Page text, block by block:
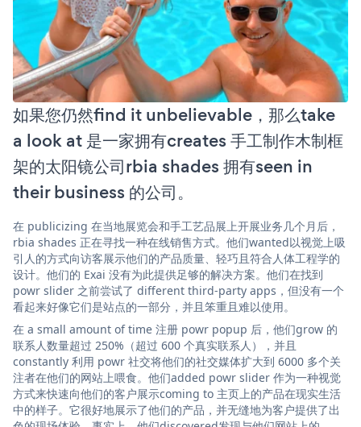
如果您仍然find it unbelievable，那么take
a look at 是一家拥有creates 手工制作木制框
架的太阳镜公司rbia shades 拥有seen in
their business 的公司。
在 publicizing 在当地展览会和手工艺品展上开展业务几个月后，
rbia shades 正在寻找一种在线销售方式。他们wanted以视觉上吸
引人的方式向访客展示他们的产品质量、轻巧且符合人体工程学的
设计。他们的 Exai 没有为此提供足够的解决方案。他们在找到
powr slider 之前尝试了 different third-party apps，但没有一个
看起来好像它们是站点的一部分，并且笨重且难以使用。
在 a small amount of time 注册 powr popup 后，他们grow 的
联系人数量超过 250%（超过 600 个真实联系人），并且
constantly 利用 powr 社交将他们的社交媒体扩大到 6000 多个关
注者在他们的网站上喂食。他们added powr slider 作为一种视觉
方式来快速向他们的客户展示coming to 主页上的产品在现实生活
中的样子。它很好地展示了他们的产品，并无缝地为客户提供了出